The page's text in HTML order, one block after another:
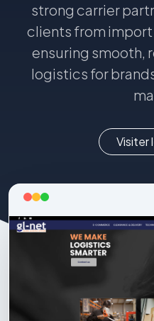
strong carrier
clients from
ensuring smooth,
logistics for
Visiter